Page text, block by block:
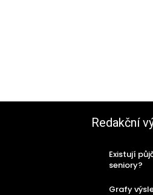
Redakční
Existují
seniory?
Grafy